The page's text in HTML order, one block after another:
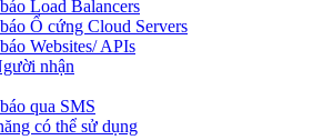
Load Balancers
Ổ cứng Cloud Servers
Websites/ APIs
nhận
qua SMS
có thể sử dụng